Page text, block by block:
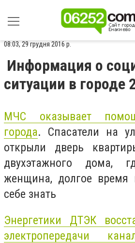
08:03, 29 грудня 2016 р.
Информация о
ситуации в городе
МЧС оказывает
города. Спасатели на
открыли дверь
двухэтажного дома,
женщина, долгое
себе знать
Энергетики ДТЭК
электропередачи